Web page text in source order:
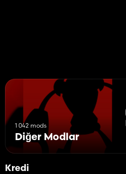
1 042 mods
Diğer Modlar
Kredi